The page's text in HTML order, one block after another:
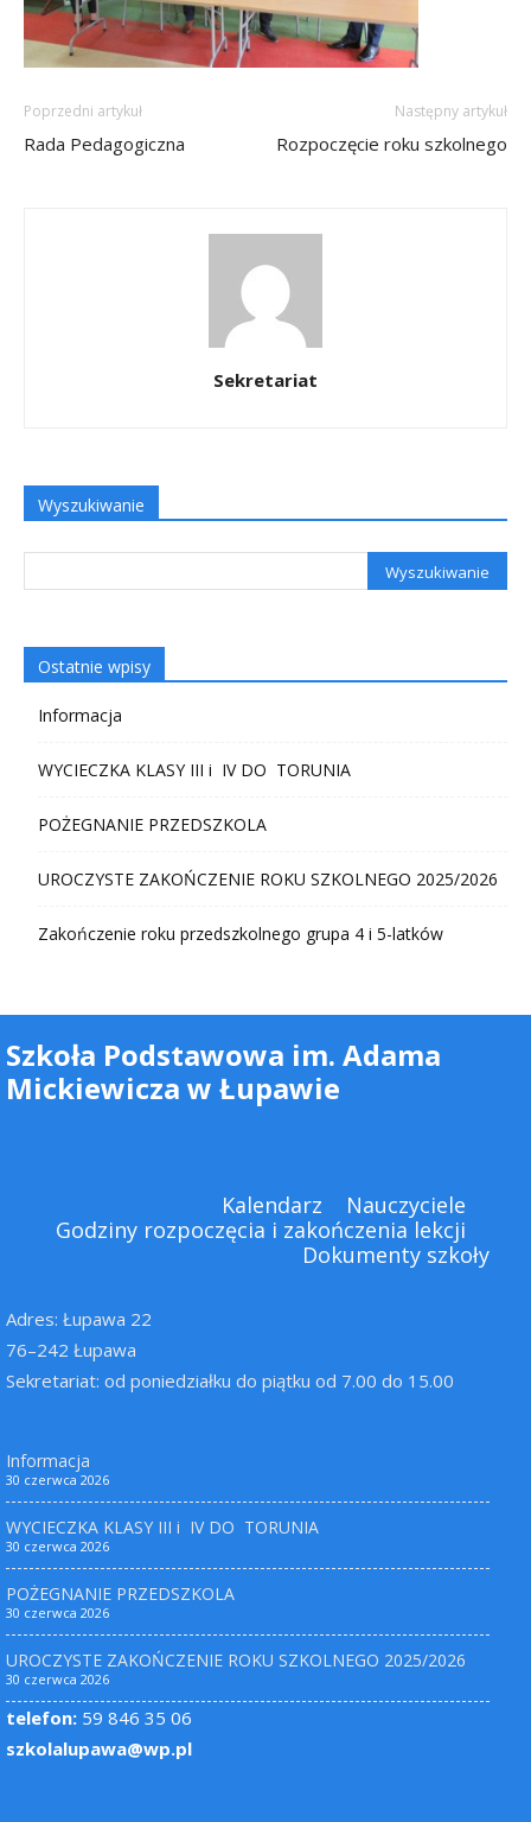
Poprzedni artykuł
Rada Pedagogiczna
Następny artykuł
Rozpoczęcie roku szkolnego
Sekretariat
Wyszukiwanie
Ostatnie wpisy
Informacja
WYCIECZKA KLASY III i IV DO TORUNIA
POŻEGNANIE PRZEDSZKOLA
UROCZYSTE ZAKOŃCZENIE ROKU SZKOLNEGO 2025/2026
Zakończenie roku przedszkolnego grupa 4 i 5-latków
Szkoła Podstawowa im. Adama
Mickiewicza w Łupawie
Kalendarz
Nauczyciele
Godziny rozpoczęcia i zakończenia lekcji
Dokumenty szkoły
Adres: Łupawa 22
76–242 Łupawa
Sekretariat: od poniedziałku do piątku od 7.00 do 15.00
Informacja
30 czerwca 2026
WYCIECZKA KLASY III i IV DO TORUNIA
30 czerwca 2026
POŻEGNANIE PRZEDSZKOLA
30 czerwca 2026
UROCZYSTE ZAKOŃCZENIE ROKU SZKOLNEGO 2025/2026
30 czerwca 2026
telefon: 59 846 35 06
szkolalupawa@wp.pl